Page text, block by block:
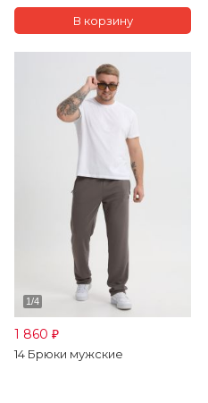
1 860 ₽
14 Брюки мужские